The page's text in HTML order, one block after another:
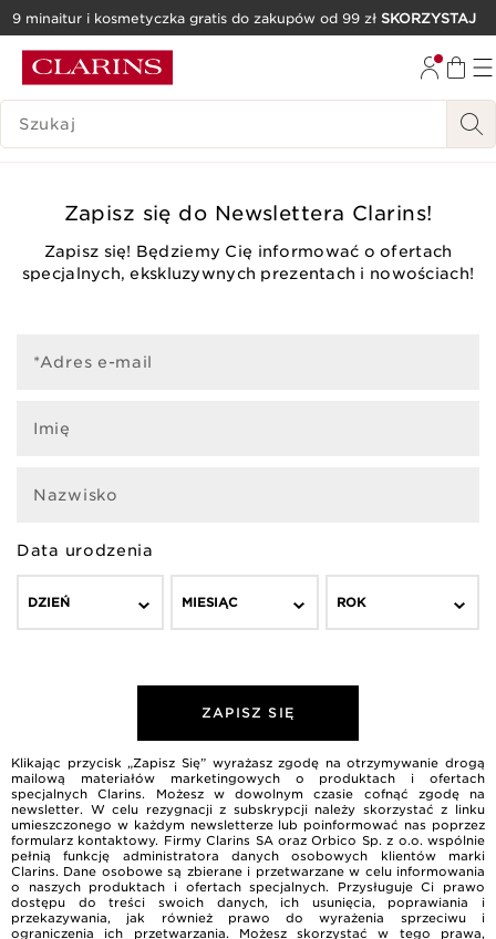
PRZEJDŹ DO TREŚCI
9 minaitur i kosmetyczka gratis do zakupów od 99 zł SKORZYSTAJ
HISTORIA WYSZUKIWANIA
Zapisz się do Newslettera Clarins!
Zapisz się! Będziemy Cię informować o ofertach
specjalnych, ekskluzywnych prezentach i nowościach!
*Adres e-mail
Imię
Nazwisko
Data urodzenia
DZIEŃ MIESIĄC ROK
ZAPISZ SIĘ
Klikając przycisk „Zapisz Się” wyrażasz zgodę na otrzymywanie drogą
mailową materiałów marketingowych o produktach i ofertach
specjalnych Clarins. Możesz w dowolnym czasie cofnąć zgodę na
newsletter. W celu rezygnacji z subskrypcji należy skorzystać z linku
umieszczonego w każdym newsletterze lub poinformować nas poprzez
formularz kontaktowy. Firmy Clarins SA oraz Orbico Sp. z o.o. wspólnie
pełnią funkcję administratora danych osobowych klientów marki
Clarins. Dane osobowe są zbierane i przetwarzane w celu informowania
o naszych produktach i ofertach specjalnych. Przysługuje Ci prawo
dostępu do treści swoich danych, ich usunięcia, poprawiania i
przekazywania, jak również prawo do wyrażenia sprzeciwu i
ograniczenia ich przetwarzania. Możesz skorzystać w tego prawa,